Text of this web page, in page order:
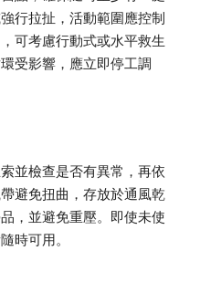
行拉扯，活動範圍應控制
可考慮行動式或水平救生
受影響，應立即停工調
並檢查是否有異常，再依
避免扭曲，存放於通風乾
，並避免重壓。即使未使
時可用。